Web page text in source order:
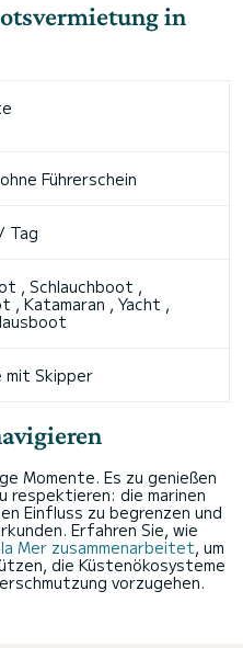
in
Führerschein
Tag
, Schlauchboot ,
, Katamaran , Yacht ,
mit Skipper
Momente. Es zu genießen
respektieren: die marinen
Einfluss zu begrenzen und
Erfahren Sie, wie
Mer zusammenarbeitet, um
die Küstenökosysteme
vorzugehen.